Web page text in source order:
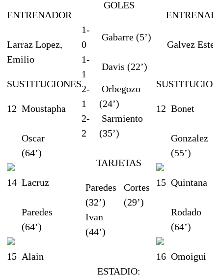
ENTRENADOR
Larraz Lopez,
Emilio
SUSTITUCIONES
12 Moustapha
Oscar
(64’)
14 Lacruz
Paredes
(64’)
15 Alain
GOLES
1-
0
Gabarre (5’)
1-
1
Davis (22’)
2-
1
Orbegozo
(24’)
2-
2
Sarmiento
(35’)
TARJETAS
Paredes
(32’)
Ivan
(44’)
Cortes
(29’)
ESTADIO:
Galvez
12 Bonet
Gonzalez
(55’)
15 Quintana
Rodado
(64’)
16 Omoigui